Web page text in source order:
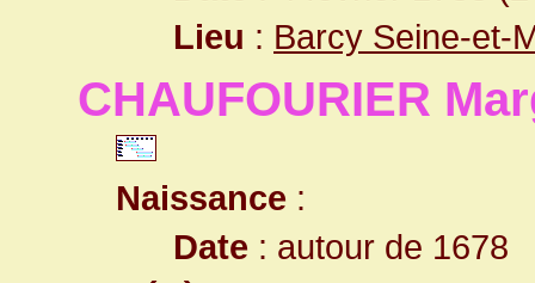
Lieu : Barcy Seine-et-
CHAUFOURIER
Naissance :
Date : autour de 1678